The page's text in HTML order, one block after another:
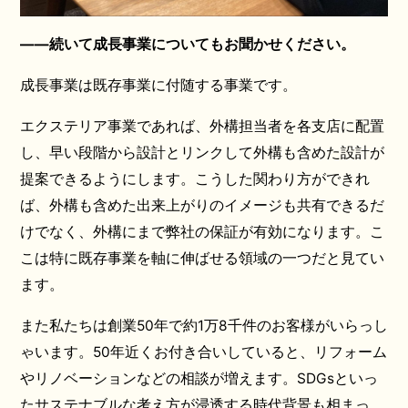
――続いて成長事業についてもお聞かせください。
成長事業は既存事業に付随する事業です。
エクステリア事業であれば、外構担当者を各支店に配置
し、早い段階から設計とリンクして外構も含めた設計が
提案できるようにします。こうした関わり方ができれ
ば、外構も含めた出来上がりのイメージも共有できるだ
けでなく、外構にまで弊社の保証が有効になります。こ
こは特に既存事業を軸に伸ばせる領域の一つだと見てい
ます。
また私たちは創業50年で約1万8千件のお客様がいらっし
ゃいます。50年近くお付き合いしていると、リフォーム
やリノベーションなどの相談が増えます。SDGsといっ